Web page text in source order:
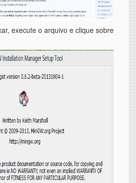
execute o arquivo e clique sobre